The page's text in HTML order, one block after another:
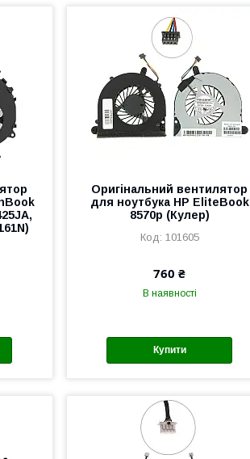
Оригінальний вентилятор
для ноутбука HP EliteBook
8570p (Кулер)
101605
760 ₴
В наявності
Купити